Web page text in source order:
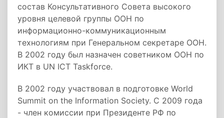
состав Консультативного Совета высокого
уровня целевой группы ООН по
информационно-коммуникационным
технологиям при Генеральном секретаре ООН.
В 2002 году был назначен советником ООН по
ИКТ в UN ICT Taskforce.
В 2002 году участвовал в подготовке World
Summit on the Information Society. С 2009 года
- член комиссии при Президенте РФ по